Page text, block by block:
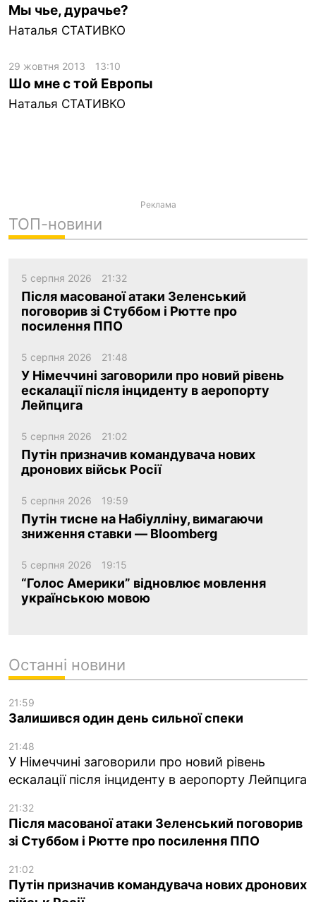
Мы чье, дурачье?
Наталья СТАТИВКО
29 жовтня 2013 13:10
Шо мне с той Европы
Наталья СТАТИВКО
Реклама
ТОП-новини
5 серпня 2026 21:32
Після масованої атаки Зеленський
поговорив зі Стуббом і Рютте про
посилення ППО
5 серпня 2026 21:48
У Німеччині заговорили про новий рівень
ескалації після інциденту в аеропорту
Лейпцига
5 серпня 2026 21:02
Путін призначив командувача нових
дронових військ Росії
5 серпня 2026 19:59
Путін тисне на Набіулліну, вимагаючи
зниження ставки — Bloomberg
5 серпня 2026 19:15
“Голос Америки” відновлює мовлення
українською мовою
Останні новини
21:59
Залишився один день сильної спеки
21:48
У Німеччині заговорили про новий рівень
ескалації після інциденту в аеропорту Лейпцига
21:32
Після масованої атаки Зеленський поговорив
зі Стуббом і Рютте про посилення ППО
21:02
Путін призначив командувача нових дронових